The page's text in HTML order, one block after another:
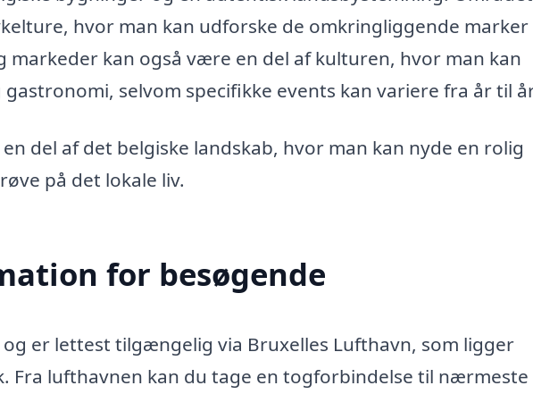
hvor man kan udforske de omkringliggende marker
markeder kan også være en del af kulturen, hvor man kan
selvom specifikke events kan variere fra år til
del af det belgiske landskab, hvor man kan nyde en rolig
på det lokale liv.
for besøgende
er lettest tilgængelig via Bruxelles Lufthavn, som ligger
Fra lufthavnen kan du tage en togforbindelse til nærmeste